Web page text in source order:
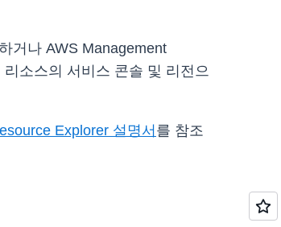
거나 AWS Management
소스의 서비스 콘솔 및 리전으
Explorer 설명서 를 참조